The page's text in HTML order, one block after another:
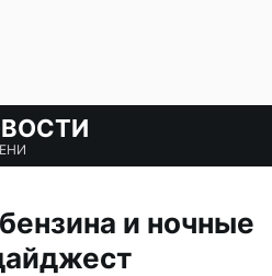
и ночные